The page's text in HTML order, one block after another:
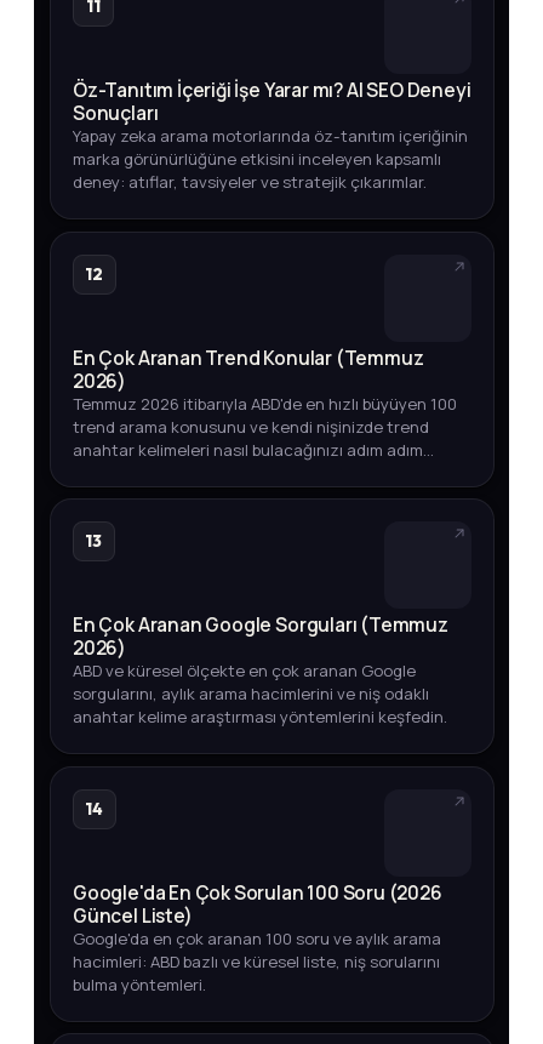
11
Öz-Tanıtım İçeriği İşe Yarar mı? AI SEO Deneyi
Sonuçları
Yapay zeka arama motorlarında öz-tanıtım içeriğinin
marka görünürlüğüne etkisini inceleyen kapsamlı
deney: atıflar, tavsiyeler ve stratejik çıkarımlar.
12
En Çok Aranan Trend Konular (Temmuz
2026)
Temmuz 2026 itibarıyla ABD'de en hızlı büyüyen 100
trend arama konusunu ve kendi nişinizde trend
anahtar kelimeleri nasıl bulacağınızı adım adım
13
En Çok Aranan Google Sorguları (Temmuz
2026)
ABD ve küresel ölçekte en çok aranan Google
sorgularını, aylık arama hacimlerini ve niş odaklı
anahtar kelime araştırması yöntemlerini keşfedin.
14
Google'da En Çok Sorulan 100 Soru (2026
Güncel Liste)
Google'da en çok aranan 100 soru ve aylık arama
hacimleri: ABD bazlı ve küresel liste, niş sorularını
bulma yöntemleri.